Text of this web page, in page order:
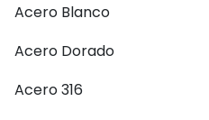
Acero Blanco
Acero Dorado
Acero 316